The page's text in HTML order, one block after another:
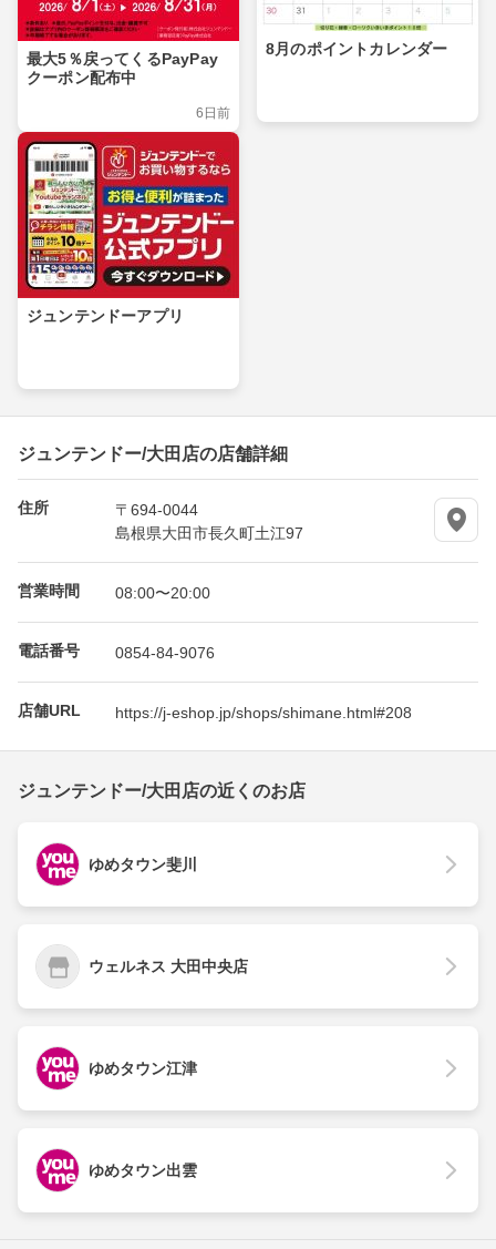
最大5％戻ってくるPayPay
クーポン配布中
6日前
8月のポイントカレンダー
ジュンテンドーアプリ
ジュンテンドー/大田店の店舗詳細
住所
〒694-0044
島根県大田市長久町土江97
営業時間 08:00〜20:00
電話番号 0854-84-9076
店舗URL https://j-eshop.jp/shops/shimane.html#208
ジュンテンドー/大田店の近くのお店
ゆめタウン斐川
ウェルネス 大田中央店
ゆめタウン江津
ゆめタウン出雲